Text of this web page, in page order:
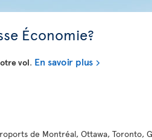
Économie?
vol. En savoir plus
de Montréal, Ottawa, Toronto,